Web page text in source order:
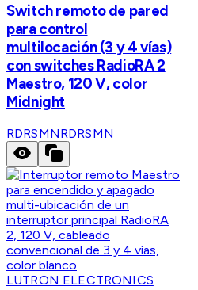
Switch remoto de pared
para control
multilocación (3 y 4 vías)
con switches RadioRA 2
Maestro, 120 V, color
Midnight
RDRSMNRDRSMN
LUTRON ELECTRONICS